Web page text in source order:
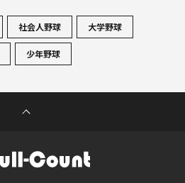
社会人野球 大学野球
少年野球